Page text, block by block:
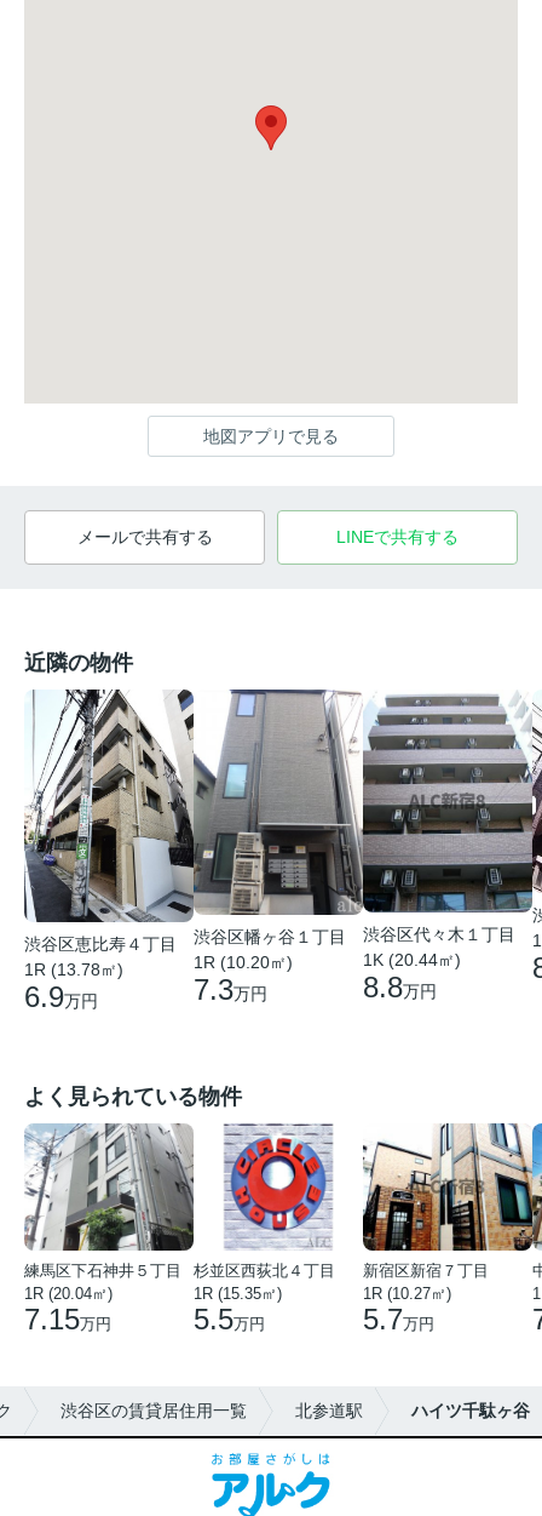
地図アプリで見る
メールで共有する LINEで共有する
近隣の物件
渋谷区恵比寿４丁目
1R (13.78㎡)
6.9万円
渋谷区幡ヶ谷１丁目
1R (10.20㎡)
7.3万円
渋谷区代々木１丁目
1K (20.44㎡)
8.8万円
よく見られている物件
練馬区下石神井５丁目
1R (20.04㎡)
7.15万円
杉並区西荻北４丁目
1R (15.35㎡)
5.5万円
新宿区新宿７丁目
1R (10.27㎡)
5.7万円
渋谷区の賃貸居住用一覧 北参道駅 ハイツ千駄ヶ谷